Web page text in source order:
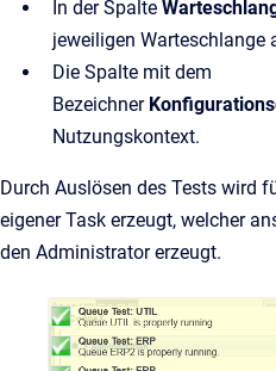
In der Spalte
jeweiligen Warteschlange
Die Spalte mit dem
Bezeichner
Nutzungskontext.
Durch Auslösen des Tests wird
eigener Task erzeugt, welcher
den Administrator erzeugt.